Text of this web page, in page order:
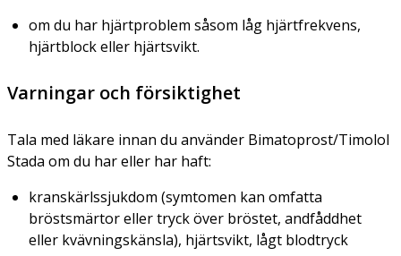
om du har hjärtproblem såsom låg hjärtfrekvens,
hjärtblock eller hjärtsvikt.
Varningar och försiktighet
Tala med läkare innan du använder Bimatoprost/Timolol
Stada om du har eller har haft:
kranskärlssjukdom (symtomen kan omfatta
bröstsmärtor eller tryck över bröstet, andfåddhet
eller kvävningskänsla), hjärtsvikt, lågt blodtryck